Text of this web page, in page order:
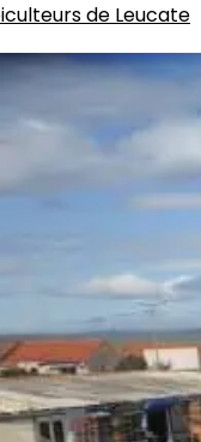
de Leucate